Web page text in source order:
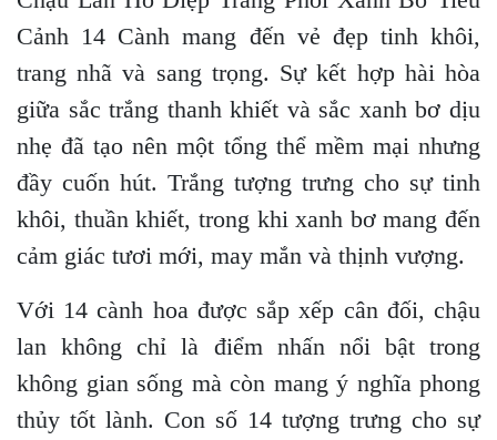
Cảnh 14 Cành mang đến vẻ đẹp tinh khôi,
trang nhã và sang trọng. Sự kết hợp hài hòa
giữa sắc trắng thanh khiết và sắc xanh bơ dịu
nhẹ đã tạo nên một tổng thể mềm mại nhưng
đầy cuốn hút. Trắng tượng trưng cho sự tinh
khôi, thuần khiết, trong khi xanh bơ mang đến
cảm giác tươi mới, may mắn và thịnh vượng.
Với 14 cành hoa được sắp xếp cân đối, chậu
lan không chỉ là điểm nhấn nổi bật trong
không gian sống mà còn mang ý nghĩa phong
thủy tốt lành. Con số 14 tượng trưng cho sự